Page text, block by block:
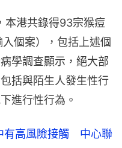
本港共錄得93宗猴痘
個案），包括上述個
學調查顯示，絕大部
括與陌生人發生性行
進行性行為。
高風險接觸 中心聯